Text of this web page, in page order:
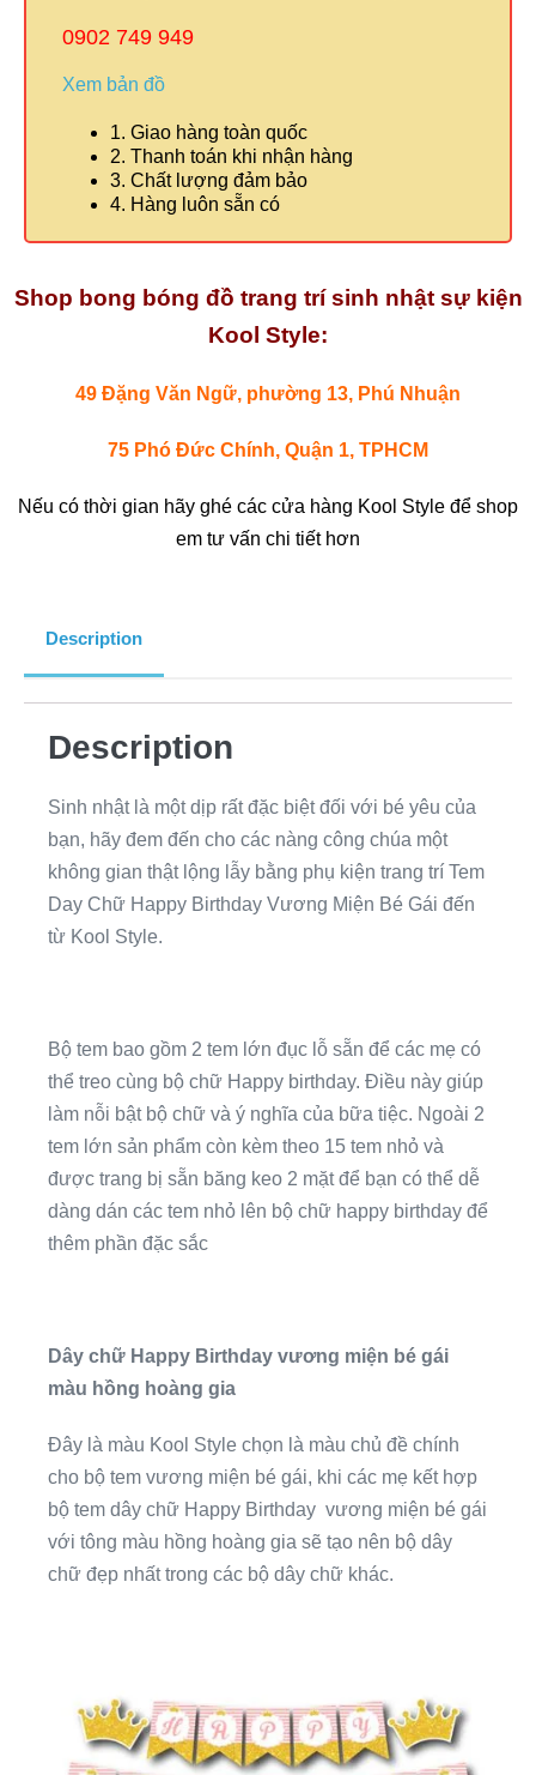
0902 749 949
Xem bản đồ
1. Giao hàng toàn quốc
2. Thanh toán khi nhận hàng
3. Chất lượng đảm bảo
4. Hàng luôn sẵn có
Shop bong bóng đồ trang trí sinh nhật sự kiện
Kool Style:
49 Đặng Văn Ngữ, phường 13, Phú Nhuận
75 Phó Đức Chính, Quận 1, TPHCM
Nếu có thời gian hãy ghé các cửa hàng Kool Style để shop
em tư vấn chi tiết hơn
Description
Description
Sinh nhật là một dịp rất đặc biệt đối với bé yêu của
bạn, hãy đem đến cho các nàng công chúa một
không gian thật lộng lẫy bằng phụ kiện trang trí Tem
Day Chữ Happy Birthday Vương Miện Bé Gái đến
từ Kool Style.
Bộ tem bao gồm 2 tem lớn đục lỗ sẵn để các mẹ có
thể treo cùng bộ chữ Happy birthday. Điều này giúp
làm nỗi bật bộ chữ và ý nghĩa của bữa tiệc. Ngoài 2
tem lớn sản phẩm còn kèm theo 15 tem nhỏ và
được trang bị sẵn băng keo 2 mặt để bạn có thể dễ
dàng dán các tem nhỏ lên bộ chữ happy birthday để
thêm phần đặc sắc
Dây chữ Happy Birthday vương miện bé gái
màu hồng hoàng gia
Đây là màu Kool Style chọn là màu chủ đề chính
cho bộ tem vương miện bé gái, khi các mẹ kết hợp
bộ tem dây chữ Happy Birthday vương miện bé gái
với tông màu hồng hoàng gia sẽ tạo nên bộ dây
chữ đẹp nhất trong các bộ dây chữ khác.